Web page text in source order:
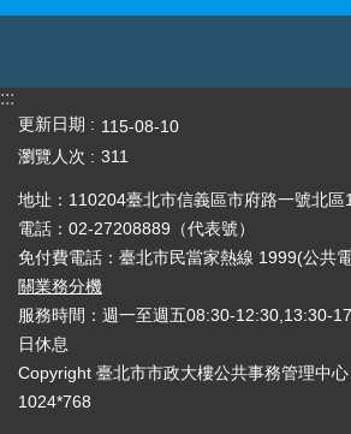
:::
更新日期
115-08-10
瀏覽人次
311
地址：110204臺北市信義區市府路一號北區
電話：02-27208889（代表號）
免付費電話：臺北市民當家熱線 1999(公共
關業務分機
服務時間：週一至週五08:30-12:30,13:30-
日休息
Copyright 臺北市市政大樓公共事務管理中
1024*768